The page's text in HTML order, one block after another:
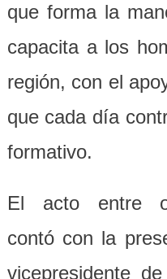
que forma la
capacita a los
región, con el
que cada día
formativo.
El acto entre
contó con la
vicepresidente